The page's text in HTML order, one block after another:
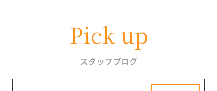
Pick up
スタッフブログ